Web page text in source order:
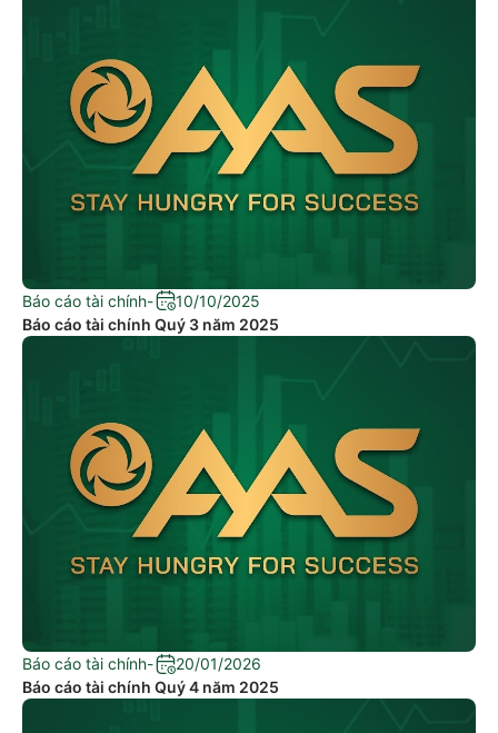
Báo cáo tài chính-
10/10/2025
Báo cáo tài chính Quý 3 năm 2025
Báo cáo tài chính-
20/01/2026
Báo cáo tài chính Quý 4 năm 2025